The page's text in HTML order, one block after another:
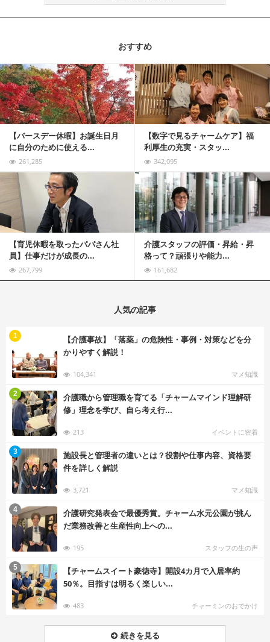
おすすめ
【バースデー休暇】お誕生日月
に自分のために使える...
261,285
【数字で見るチャームケア】福
利厚生の充実・スタッ...
342,095
記事を読む
【育児休暇を取ったパパさん社
員】仕事だけが成長の...
267,799
介護スタッフの評価・昇給・昇
格って？頑張りや能力...
161,682
人気の記事
【介護事故】「落薬」の危険性・事例・対策などを分
かりやすく解説！
104,341 マメ知識
1
介護職から管理職を育てる「チャームマインド理解研
修」理念を学び、自ら考え行...
213 イベントに密着
2
施設長と管理者の違いとは？役割や仕事内容、資格要
件を詳しく解説
3,721 マメ知識
3
介護研究発表会で最優秀賞。チャーム水元公園が挑ん
だ業務改善と生産性向上への...
195 スタッフの生の声
4
【チャームスイート豪徳寺】開設4カ月で入居率約
50％。目指すは明るく楽しい...
483 チャーミンのおでかけ
5
続きを見る